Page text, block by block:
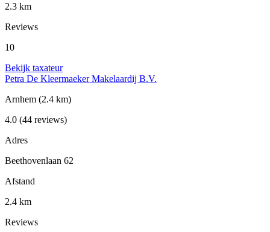
2.3 km
Reviews
10
Bekijk taxateur
Petra De Kleermaeker Makelaardij B.V.
Arnhem (2.4 km)
4.0 (44 reviews)
Adres
Beethovenlaan 62
Afstand
2.4 km
Reviews